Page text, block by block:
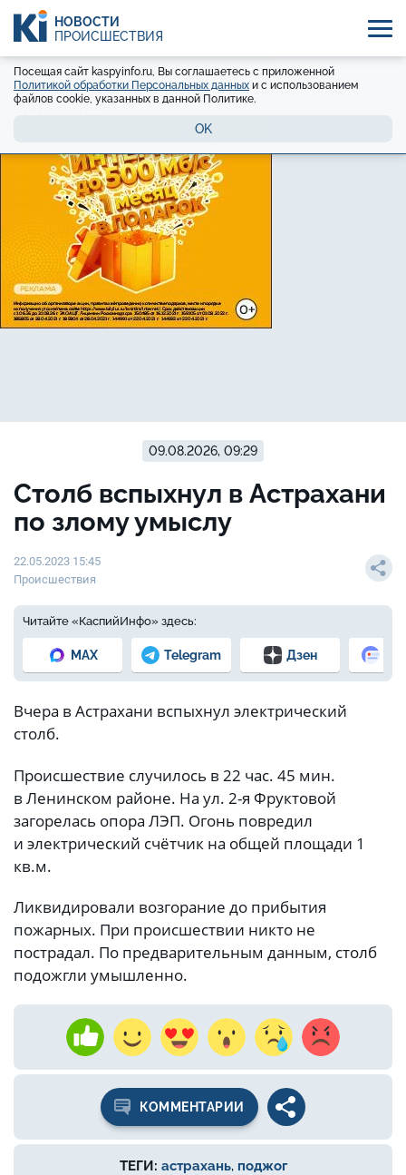
НОВОСТИ
ПРОИСШЕСТВИЯ
Посещая сайт kaspyinfo.ru, Вы соглашаетесь с приложенной
Политикой обработки Персональных данных и с использованием
файлов cookie, указанных в данной Политике.
OK
09.08.2026, 09:29
Столб вспыхнул в Астрахани
по злому умыслу
22.05.2023 15:45
Происшествия
Читайте «КаспийИнфо» здесь:
MAX Telegram Дзен
Вчера в Астрахани вспыхнул электрический
столб.
Происшествие случилось в 22 час. 45 мин.
в Ленинском районе. На ул. 2-я Фруктовой
загорелась опора ЛЭП. Огонь повредил
и электрический счётчик на общей площади 1
кв.м.
Ликвидировали возгорание до прибытия
пожарных. При происшествии никто не
пострадал. По предварительным данным, столб
подожгли умышленно.
КОММЕНТАРИИ
ТЕГИ: астрахань, поджог